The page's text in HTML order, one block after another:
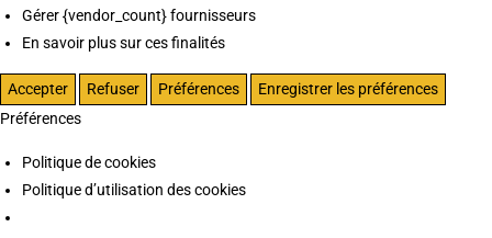
Gérer {vendor_count} fournisseurs
En savoir plus sur ces finalités
Accepter Refuser Préférences
Enregistrer les préférences
Préférences
Politique de cookies
Politique d’utilisation des cookies